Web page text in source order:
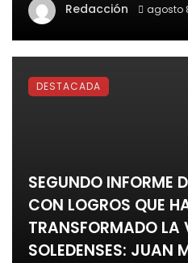
Redacción agosto
SEGUNDO INFORME
CON LOGROS QUE
TRANSFORMADO LA
SOLEDENSES: JUAN
DESTACADA